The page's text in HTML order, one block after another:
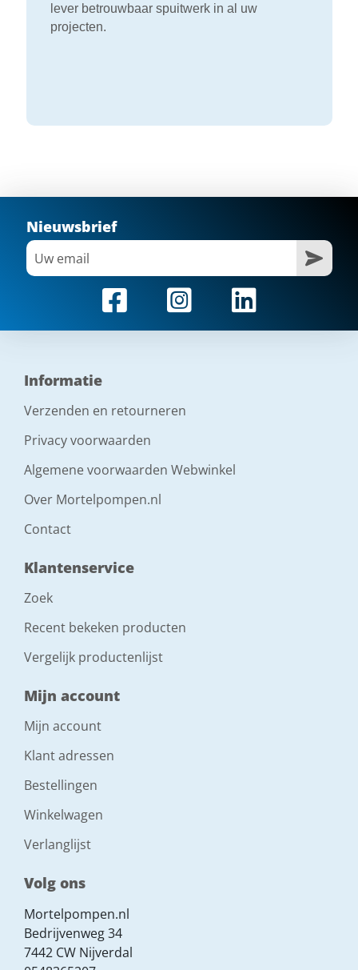
lever betrouwbaar spuitwerk in al uw
projecten.
Nieuwsbrief
Informatie
Verzenden en retourneren
Privacy voorwaarden
Algemene voorwaarden Webwinkel
Over Mortelpompen.nl
Contact
Klantenservice
Zoek
Recent bekeken producten
Vergelijk productenlijst
Mijn account
Mijn account
Klant adressen
Bestellingen
Winkelwagen
Verlanglijst
Volg ons
Mortelpompen.nl
Bedrijvenweg 34
7442 CW Nijverdal